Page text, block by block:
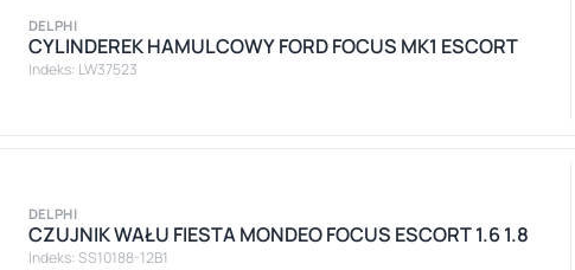
DELPHI
CYLINDEREK HAMULCOWY FORD FOCUS MK1 ESCORT
Indeks: LW37523
DELPHI
CZUJNIK WAŁU FIESTA MONDEO FOCUS ESCORT 1.6 1.8
Indeks: SS10188-12B1